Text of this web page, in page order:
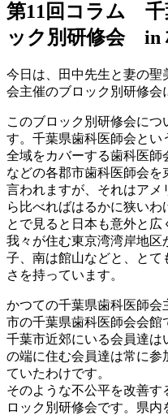
第11回コラム 千
ック別研修会 in
今日は、田中先生と妻の聖
会主催のブロック別研修会
このブロック別研修会につ
す。千葉県歯科医師会とい
全域をカバーする歯科医師
などの各郡市歯科医師会を
言われますが、それはア
ら比べればはるかに狭いわ
とで見ると日本も意外と広
我々が住む東京湾湾岸地区
子、南は館山などと、と
さを持っています。
かつての千葉県歯科医師
市の千葉県歯科医師会会館
千葉市近郊にいる会員達は
の端に住む会員達は常に参
ていたわけです。
そのような不公平を改善
ロック別研修会です。県